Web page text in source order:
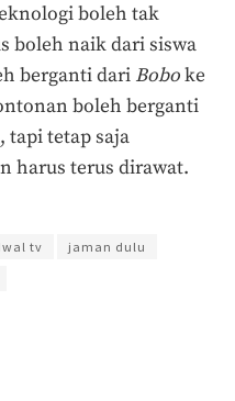
boleh tak
boleh naik dari siswa
berganti dari Boboke
boleh berganti
tapi tetap saja
harus terus dirawat.
tv
jaman dulu